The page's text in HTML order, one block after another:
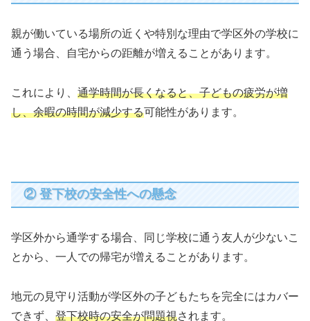
親が働いている場所の近くや特別な理由で学区外の学校に
通う場合、自宅からの距離が増えることがあります。
これにより、 通学時間が長くなると、子どもの疲労が増
し、余暇の時間が減少する可能性があります。
② 登下校の安全性への懸念
学区外から通学する場合、同じ学校に通う友人が少ないこ
とから、一人での帰宅が増えることがあります。
地元の見守り活動が学区外の子どもたちを完全にはカバー
できず、 登下校時の安全が問題視されます。